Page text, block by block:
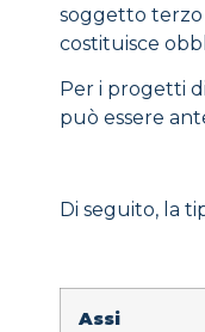
soggetto terzo
costituisce
Per i progetti
può essere
Di seguito, la
Assi